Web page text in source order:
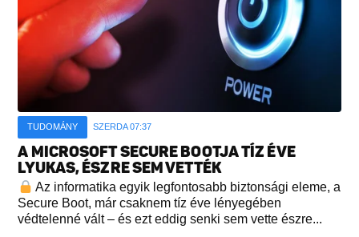
TUDOMÁNY SZERDA 07:37
A MICROSOFT SECURE BOOTJA TÍZ ÉVE
LYUKAS, ÉSZRE SEM VETTÉK
Az informatika egyik legfontosabb biztonsági eleme, a
Secure Boot, már csaknem tíz éve lényegében
védtelenné vált – és ezt eddig senki sem vette észre...